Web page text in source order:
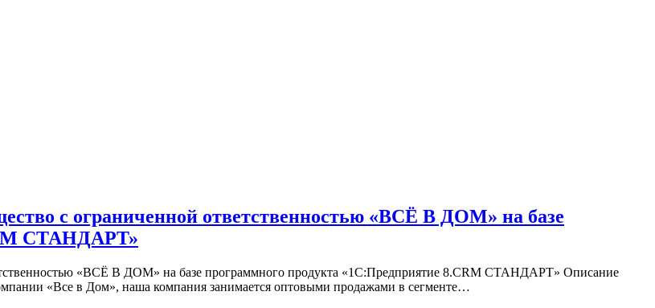
с ограниченной ответственностью «ВСЁ В ДОМ» на базе
СТАНДАРТ»
«ВСЁ В ДОМ» на базе программного продукта «1С:Предприятие 8.CRM СТАНДАРТ» Описание
«Все в Дом», наша компания занимается оптовыми продажами в сегменте…